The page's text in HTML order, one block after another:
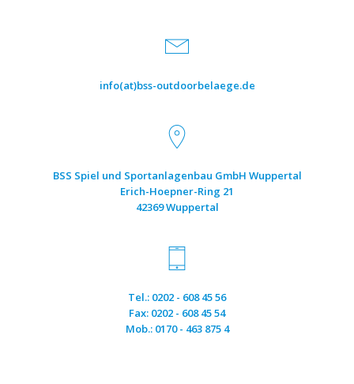
info(at)bss-outdoorbelaege.de
BSS Spiel und Sportanlagenbau GmbH Wuppertal
Erich-Hoepner-Ring 21
42369 Wuppertal
Tel.: 0202 - 608 45 56
Fax: 0202 - 608 45 54
Mob.: 0170 - 463 875 4